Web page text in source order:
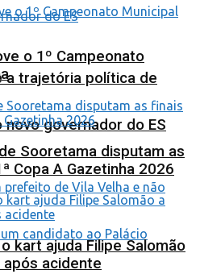
a trajetória política de
novo governador do ES
o 1º Campeonato
Sooretama disputam as
Copa A Gazetinha 2026
kart ajuda Filipe Salomão
acidente